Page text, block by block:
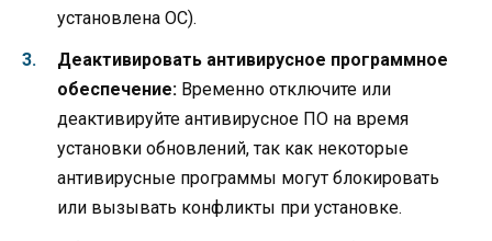
установлена ОС).
Деактивировать антивирусное программное
обеспечение: Временно отключите или
деактивируйте антивирусное ПО на время
установки обновлений, так как некоторые
антивирусные программы могут блокировать
или вызывать конфликты при установке.